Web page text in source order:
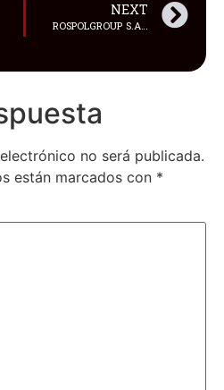
NEXT
ROSPOLGROUP S.A. FORTALECE EL SECTOR AUTOMOTRIZ ECUATORIANO CON LA REPRESENTACIÓN OFICIAL DE IDEMITSU LUBRICANTS, LÍDER MUNDIAL EN LUBRICANTES
no será publicada.
están marcados con *